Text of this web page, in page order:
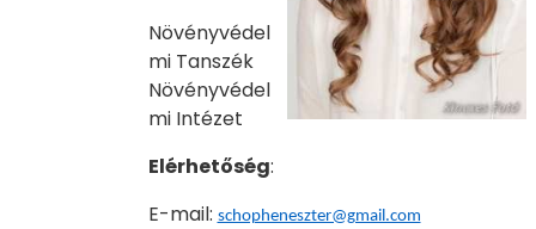
Növényvédel
mi Tanszék
Növényvédel
mi Intézet
Elérhetőség:
E-mail: schopheneszter@gmail.com